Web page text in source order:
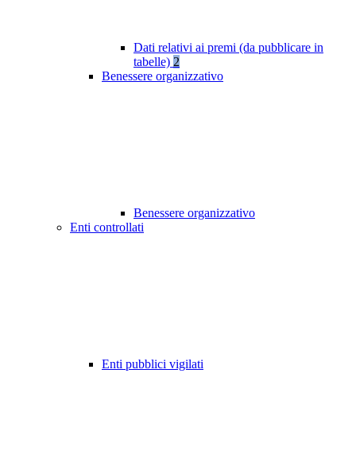
Dati relativi ai premi (da pubblicare in
tabelle) 2
Benessere organizzativo
Benessere organizzativo
Enti controllati
Enti pubblici vigilati